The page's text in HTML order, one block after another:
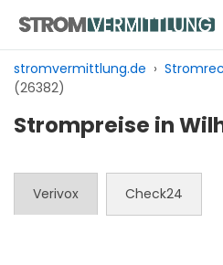
Inhalt
springen
stromvermittlung.de ›
(26382)
Strompreise in
Verivox Check24